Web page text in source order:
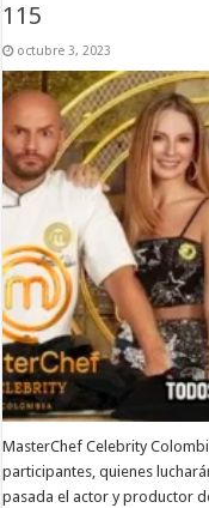
115
octubre 3, 2023
MasterChef Celebrity
participantes, quienes
pasada el actor y productor